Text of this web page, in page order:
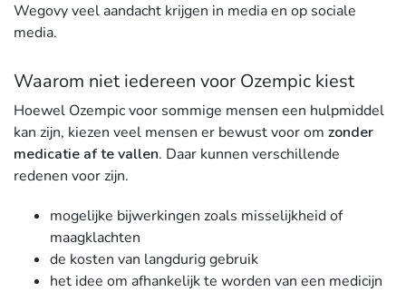
Wegovy veel aandacht krijgen in media en op sociale
media.
Waarom niet iedereen voor Ozempic kiest
Hoewel Ozempic voor sommige mensen een hulpmiddel
kan zijn, kiezen veel mensen er bewust voor om zonder
medicatie af te vallen. Daar kunnen verschillende
redenen voor zijn.
mogelijke bijwerkingen zoals misselijkheid of
maagklachten
de kosten van langdurig gebruik
het idee om afhankelijk te worden van een medicijn